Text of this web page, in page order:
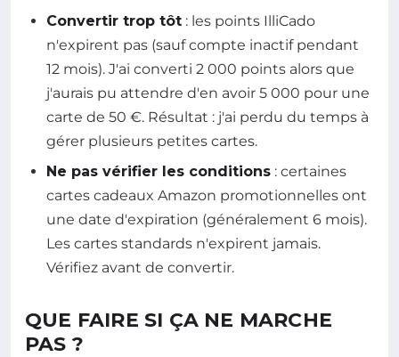
Convertir trop tôt : les points IlliCado
n'expirent pas (sauf compte inactif pendant
12 mois). J'ai converti 2 000 points alors que
j'aurais pu attendre d'en avoir 5 000 pour une
carte de 50 €. Résultat : j'ai perdu du temps à
gérer plusieurs petites cartes.
Ne pas vérifier les conditions : certaines
cartes cadeaux Amazon promotionnelles ont
une date d'expiration (généralement 6 mois).
Les cartes standards n'expirent jamais.
Vérifiez avant de convertir.
QUE FAIRE SI ÇA NE MARCHE
PAS ?